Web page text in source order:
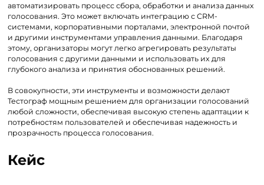
автоматизировать процесс сбора, обработки и анализа данных
голосования. Это может включать интеграцию с CRM-
системами, корпоративными порталами, электронной почтой
и другими инструментами управления данными. Благодаря
этому, организаторы могут легко агрегировать результаты
голосования с другими данными и использовать их для
глубокого анализа и принятия обоснованных решений.
В совокупности, эти инструменты и возможности делают
Тестограф мощным решением для организации голосований
любой сложности, обеспечивая высокую степень адаптации к
потребностям пользователей и обеспечивая надежность и
прозрачность процесса голосования.
Кейс